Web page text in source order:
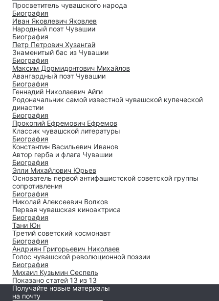
Просветитель чувашского народа
Биография
Иван Яковлевич Яковлев
Народный поэт Чувашии
Биография
Петр Петрович Хузангай
Знаменитый бас из Чувашии
Биография
Максим Дормидонтович Михайлов
Авангардный поэт Чувашии
Биография
Геннадий Николаевич Айги
Родоначальник самой известной чувашской купеческой
династии
Биография
Прокопий Ефремович Ефремов
Классик чувашской литературы
Биография
Константин Васильевич Иванов
Автор герба и флага Чувашии
Биография
Элли Михайлович Юрьев
Основатель первой антифашистской советской группы
сопротивления
Биография
Николай Алексеевич Волков
Первая чувашская киноактриса
Биография
Тани Юн
Третий советский космонавт
Биография
Андриян Григорьевич Николаев
Голос чувашской революционной поэзии
Биография
Михаил Кузьмин Сеспель
Показано статей 13 из 13
Получайте новые материалы
на почту